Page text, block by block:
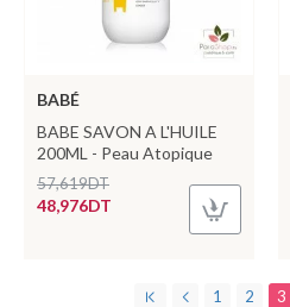
BABÉ
BABE SAVON A L'HUILE
200ML - Peau Atopique
48,976DT
57,619DT
1 2 3